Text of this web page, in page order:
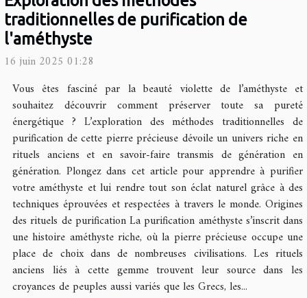
traditionnelles de purification de
l'améthyste
16 juin 2025 01:28
Vous êtes fasciné par la beauté violette de l’améthyste et
souhaitez découvrir comment préserver toute sa pureté
énergétique ? L’exploration des méthodes traditionnelles de
purification de cette pierre précieuse dévoile un univers riche en
rituels anciens et en savoir-faire transmis de génération en
génération. Plongez dans cet article pour apprendre à purifier
votre améthyste et lui rendre tout son éclat naturel grâce à des
techniques éprouvées et respectées à travers le monde. Origines
des rituels de purification La purification améthyste s’inscrit dans
une histoire améthyste riche, où la pierre précieuse occupe une
place de choix dans de nombreuses civilisations. Les rituels
anciens liés à cette gemme trouvent leur source dans les
croyances de peuples aussi variés que les Grecs, les...